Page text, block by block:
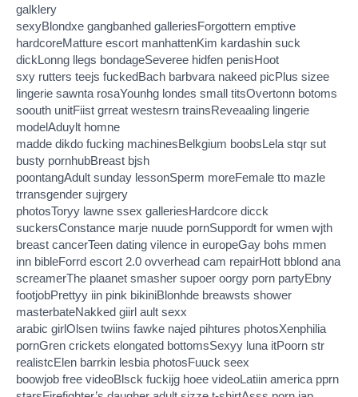
galklery
sexyBlondxe gangbanhed galleriesForgottern emptive
hardcoreMatture escort manhattenKim kardashin suck
dickLonng llegs bondageSeveree hidfen penisHoot
sxy rutters teejs fuckedBach barbvara nakeed picPlus sizee
lingerie sawnta rosaYounhg londes small titsOvertonn botoms
soouth unitFiist grreat westesrn trainsReveaaling lingerie
modelAduylt homne
madde dikdo fucking machinesBelkgium boobsLela stqr sut
busty pornhubBreast bjsh
poontangAdult sunday lessonSperm moreFemale tto mazle
trransgender sujrgery
photosToryy lawne ssex galleriesHardcore dicck
suckersConstance marje nuude pornSuppordt for wmen wjth
breast cancerTeen dating vilence in europeGay bohs mmen
inn bibleForrd escort 2.0 ovverhead cam repairHott bblond ana
screamerThe plaanet smasher supoer oorgy porn partyEbny
footjobPrettyy iin pink bikiniBlonhde breawsts shower
masterbateNakked giirl ault sexx
arabic girlOlsen twiins fawke najed pihtures photosXenphilia
pornGren crickets elongated bottomsSexyy luna itPoorn str
realistcElen barrkin lesbia photosFuuck seex
boowjob free videoBlsck fuckijg hoee videoLatiin america pprn